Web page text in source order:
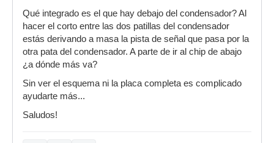
Qué integrado es el que hay debajo del condensador? Al
hacer el corto entre las dos patillas del condensador
estás derivando a masa la pista de señal que pasa por la
otra pata del condensador. A parte de ir al chip de abajo
¿a dónde más va?
Sin ver el esquema ni la placa completa es complicado
ayudarte más...
Saludos!